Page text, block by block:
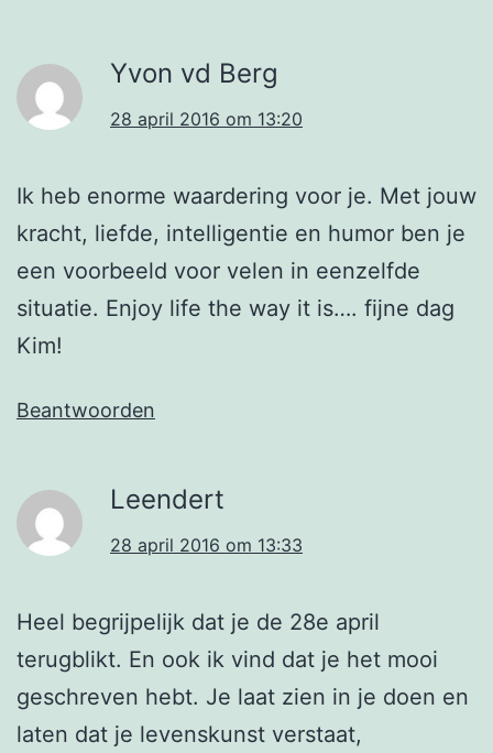
Yvon vd Berg
28 april 2016 om 13:20
Ik heb enorme waardering voor je. Met jouw
kracht, liefde, intelligentie en humor ben je
een voorbeeld voor velen in eenzelfde
situatie. Enjoy life the way it is…. fijne dag
Kim!
Beantwoorden
Leendert
28 april 2016 om 13:33
Heel begrijpelijk dat je de 28e april
terugblikt. En ook ik vind dat je het mooi
geschreven hebt. Je laat zien in je doen en
laten dat je levenskunst verstaat,